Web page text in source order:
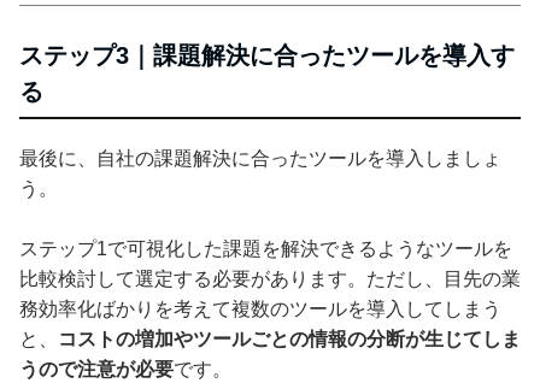
ステップ3｜課題解決に合ったツールを導入す
る
最後に、自社の課題解決に合ったツールを導入しましょ
う。
ステップ1で可視化した課題を解決できるようなツールを
比較検討して選定する必要があります。ただし、目先の業
務効率化ばかりを考えて複数のツールを導入してしまう
と、
コストの増加やツールごとの情報の分断が生じてしま
うので注意が必要です。